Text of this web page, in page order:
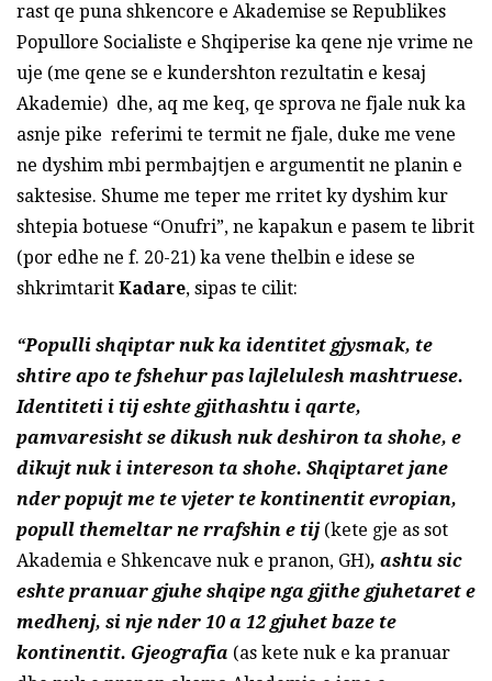
rast qe puna shkencore e Akademise se Republikes
Popullore Socialiste e Shqiperise ka qene nje vrime ne
uje (me qene se e kundershton rezultatin e kesaj
Akademie) dhe, aq me keq, qe sprova ne fjale nuk ka
asnje pike referimi te termit ne fjale, duke me vene
ne dyshim mbi permbajtjen e argumentit ne planin e
saktesise. Shume me teper me rritet ky dyshim kur
shtepia botuese “Onufri”, ne kapakun e pasem te librit
(por edhe ne f. 20-21) ka vene thelbin e idese se
shkrimtarit Kadare, sipas te cilit:
“Populli shqiptar nuk ka identitet gjysmak, te
shtire apo te fshehur pas lajlelulesh mashtruese.
Identiteti i tij eshte gjithashtu i qarte,
pamvaresisht se dikush nuk deshiron ta shohe, e
dikujt nuk i intereson ta shohe. Shqiptaret jane
nder popujt me te vjeter te kontinentit evropian,
popull themeltar ne rrafshin e tij(kete gje as sot
Akademia e Shkencave nuk e pranon, GH), ashtu sic
eshte pranuar gjuhe shqipe nga gjithe gjuhetaret e
medhenj, si nje nder 10 a 12 gjuhet baze te
kontinentit. Gjeografia (as kete nuk e ka pranuar